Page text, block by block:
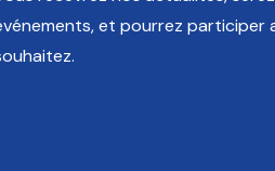
et pourrez participer